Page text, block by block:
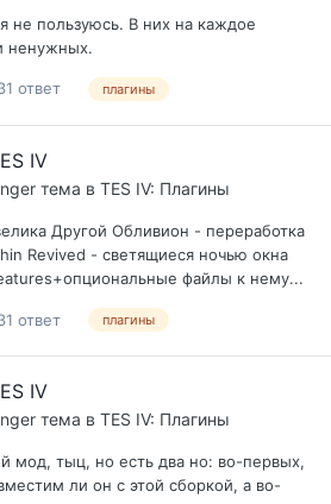
не пользуюсь. В них на каждое
ненужных.
ответ плагины
IV
тема в TES IV: Плагины
Другой Обливион - переработка
Revived - светящиеся ночью окна
файлы к нему...
ответ плагины
IV
тема в TES IV: Плагины
мод, тыц, но есть два но: во-первых,
ли он с этой сборкой, а во-